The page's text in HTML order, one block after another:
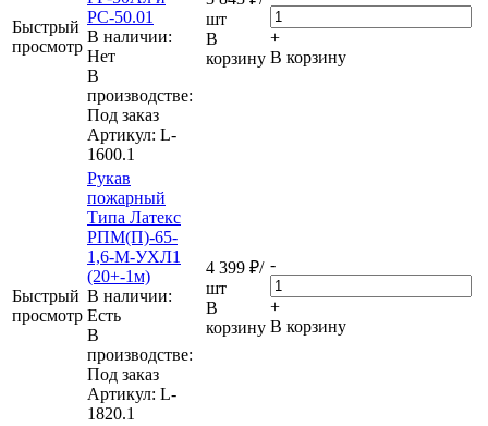
Быстрый
просмотр
РС-50.01
В наличии:
Нет
В
производстве:
Под заказ
Артикул: L-
1600.1
шт
В
корзину
+
В корзину
Быстрый
просмотр
Рукав
пожарный
Типа Латекс
РПМ(П)-65-
1,6-М-УХЛ1
(20+-1м)
В наличии:
Eсть
В
производстве:
Под заказ
Артикул: L-
1820.1
4 399 ₽/
шт
В
корзину
-
+
В корзину